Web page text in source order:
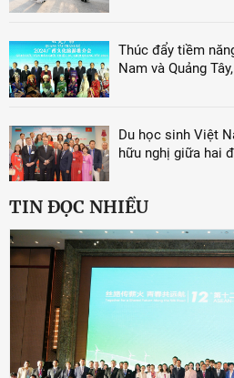
Thúc đẩy tiềm
Nam và Quảng
Du học sinh Việt
hữu nghị giữa hai
TIN ĐỌC NHIỀU